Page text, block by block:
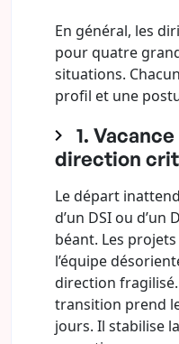
En général, les
pour quatre
situations.
profil et une
1.
direction
Le départ
d’un DSI ou d’un
béant. Les
l’équipe
direction
transition prend
jours. Il stabilise